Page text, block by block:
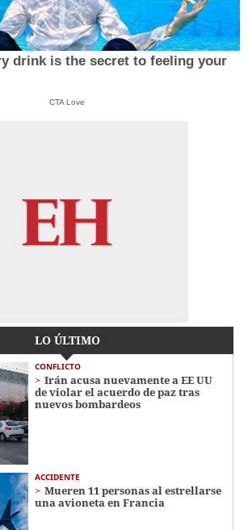
drink is the secret to feeling your
CTA Love
LO ÚLTIMO
CONFLICTO
Irán acusa nuevamente a EE UU
de violar el acuerdo de paz tras
nuevos bombardeos
ACCIDENTE
Mueren 11 personas al estrellarse
una avioneta en Francia